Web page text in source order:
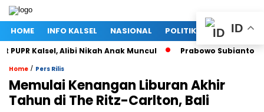
HOME INFO KALSEL NASIONAL POLITIK EKONOMI
Kalsel, Alibi Nikah Anak Muncul Prabowo Subianto dan
Home / Pers Rilis
Memulai Kenangan Liburan Akhir
Tahun di The Ritz-Carlton, Bali
ID